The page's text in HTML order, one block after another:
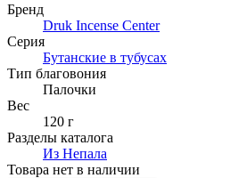
Бренд
Druk Incense Center
Серия
Бутанские в тубусах
Тип благовония
Палочки
Вес
120 г
Разделы каталога
Из Непала
Товара нет в наличии